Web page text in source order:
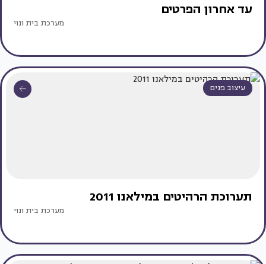
עד אחרון הפרטים
מערכת בית ונוי
עיצוב פנים
תערוכת הרהיטים במילאנו 2011
מערכת בית ונוי